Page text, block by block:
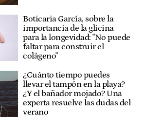
Boticaria García, sobre la
importancia de la glicina
para la longevidad: "No puede
faltar para construir el
colágeno"
¿Cuánto tiempo puedes
llevar el tampón en la playa?
¿Y el bañador mojado? Una
experta resuelve las dudas del
verano